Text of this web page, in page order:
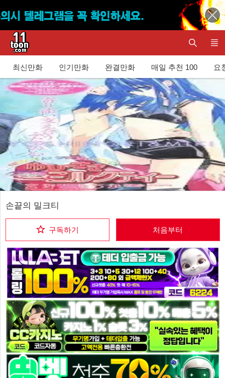
최신만화 인기만화 완결만화 매일 추천 100 요
손끝의 밀크티
구독하기 처음부터